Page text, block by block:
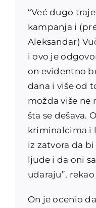
“Već dugo
kampanja i
Aleksandar)
i ovo je
on evidentno
dana i više od
možda više ne
šta se dešava.
kriminalcima i
iz zatvora da
ljude i da oni
udaraju”, rekao
On je ocenio